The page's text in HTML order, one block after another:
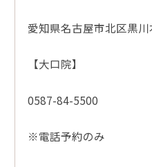
愛知県名古屋市北区黒
【大口院】
0587-84-5500
※電話予約のみ